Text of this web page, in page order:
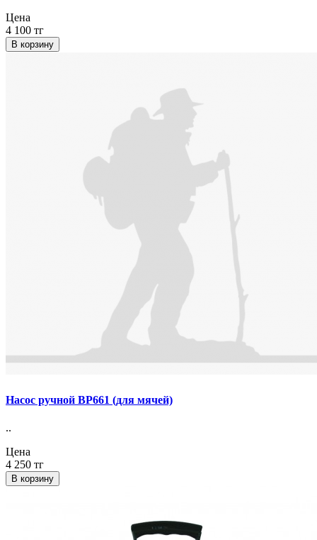
Цена
4 100 тг
В корзину
Насос ручной BP661 (для мячей)
..
Цена
4 250 тг
В корзину